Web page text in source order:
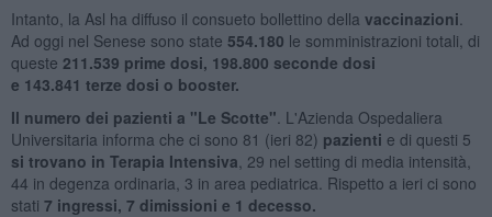
Intanto, la Asl ha diffuso il consueto bollettino della vaccinazioni
Ad oggi nel Senese sono state 554.180 le somministrazioni totali, di
queste 211.539 prime dosi, 198.800 seconde dosi
e 143.841 terze dosi o booster.
Il numero dei pazienti a "Le Scotte" . L'Azienda Ospedaliera
Universitaria informa che ci sono 81 (ieri 82) pazienti e di questi 5
si trovano in Terapia Intensiva , 29 nel setting di media intensità,
44 in degenza ordinaria, 3 in area pediatrica. Rispetto a ieri ci sono
stati 7 ingressi, 7 dimissioni e 1 decesso.